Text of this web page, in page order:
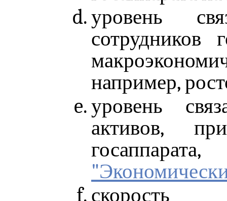
уровень
сотрудников
например,
уровень
активов,
скорость